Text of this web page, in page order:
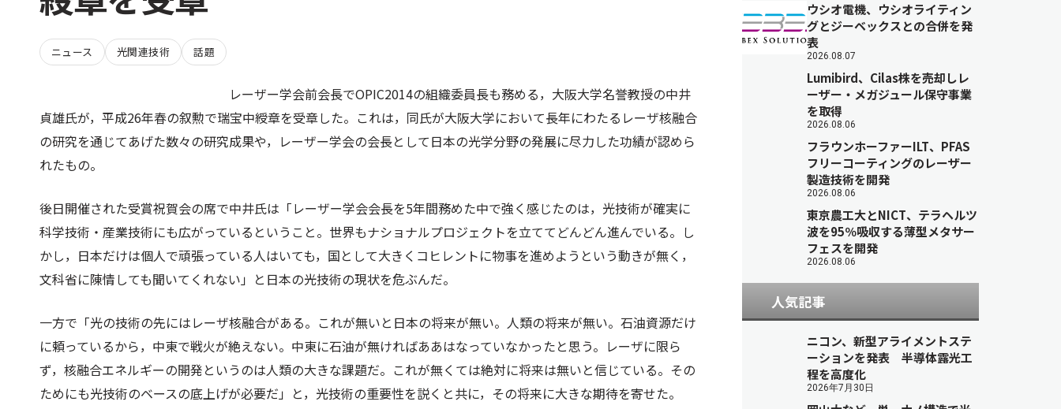
ニュース 光関連技術 話題
レーザー学会前会長でOPIC2014の組織委員長も務める，大阪大学名誉教授の中井
貞雄氏が，平成26年春の叙勲で瑞宝中綬章を受章した。これは，同氏が大阪大学において長年にわたるレーザ核融合
の研究を通じてあげた数々の研究成果や，レーザー学会の会長として日本の光学分野の発展に尽力した功績が認めら
れたもの。
後日開催された受賞祝賀会の席で中井氏は「レーザー学会会長を5年間務めた中で強く感じたのは，光技術が確実に
科学技術・産業技術にも広がっているということ。世界もナショナルプロジェクトを立ててどんどん進んでいる。し
かし，日本だけは個人で頑張っている人はいても，国として大きくコヒレントに物事を進めようという動きが無く，
文科省に陳情しても聞いてくれない」と日本の光技術の現状を危ぶんだ。
一方で「光の技術の先にはレーザ核融合がある。これが無いと日本の将来が無い。人類の将来が無い。石油資源だけ
に頼っているから，中東で戦火が絶えない。中東に石油が無ければああはなっていなかったと思う。レーザに限ら
ず，核融合エネルギーの開発というのは人類の大きな課題だ。これが無くては絶対に将来は無いと信じている。その
ためにも光技術のベースの底上げが必要だ」と，光技術の重要性を説くと共に，その将来に大きな期待を寄せた。
ウシオ電機、ウシオライティン
グとジーベックスとの合併を発
表
2026.08.07
Lumibird、Cilas株を売却しレ
ーザー・メガジュール保守事業
を取得
2026.08.06
フラウンホーファーILT、PFAS
フリーコーティングのレーザー
製造技術を開発
2026.08.06
東京農工大とNICT、テラヘルツ
波を95％吸収する薄型メタサー
フェスを開発
2026.08.06
人気記事
ニコン、新型アライメントステ
ーションを発表 半導体露光工
程を高度化
2026年7月30日